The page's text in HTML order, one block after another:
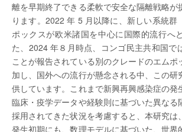
離を早期終了できる柔軟で安全な隔離戦略が
ります。2022 年 5 月以降に、新しい系統群
ポックスが欧米諸国を中心に国際的流行へ
た、2024 年８月時点、コンゴ民主共和国で
ことが報告されている別のクレードのエムポ
加し、国外への流行が懸念される中、この研
供しています。これまで新興再興感染症の発
臨床・疫学データや経験則に基づいた異なる
採用されてきた状況を考慮すると、本研究は
発生初期にも、数理モデルに基づいた、世界